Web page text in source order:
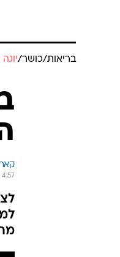
בריאות/כושר/